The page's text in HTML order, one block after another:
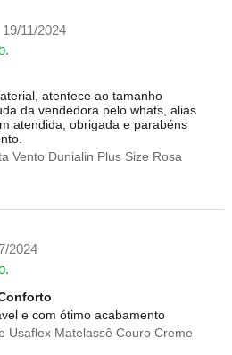
19/11/2024
atentece ao tamanho
da vendedora pelo whats, alias
atendida, obrigada e parabéns
Vento Dunialin Plus Size Rosa
2024
e com ótimo acabamento
Usaflex Matelassê Couro Creme